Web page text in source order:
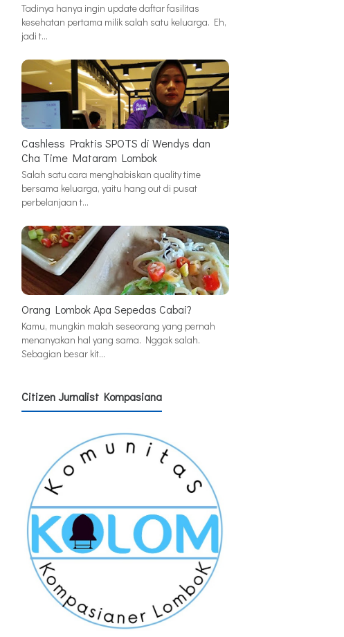
Tadinya hanya ingin update daftar fasilitas
kesehatan pertama milik salah satu keluarga. Eh,
jadi t…
Cashless Praktis SPOTS di Wendys dan
Cha Time Mataram Lombok
Salah satu cara menghabiskan quality time
bersama keluarga, yaitu hang out di pusat
perbelanjaan t…
Orang Lombok Apa Sepedas Cabai?
Kamu, mungkin malah seseorang yang pernah
menanyakan hal yang sama. Nggak salah.
Sebagian besar kit…
Citizen Jurnalist Kompasiana